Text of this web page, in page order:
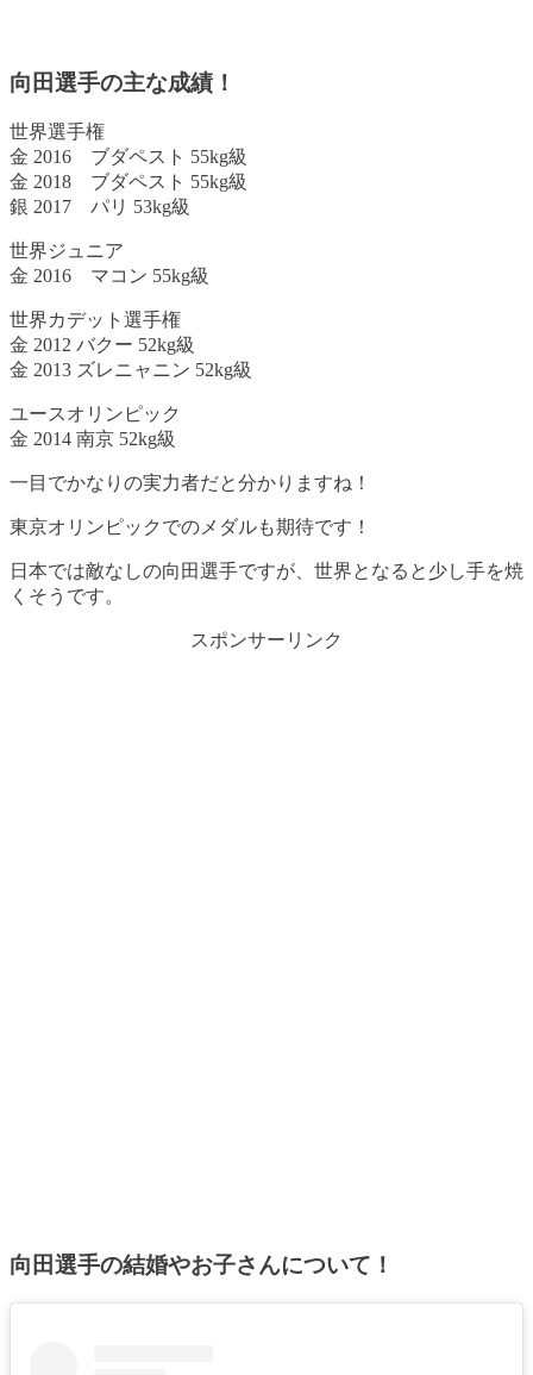
向田選手の主な成績！
世界選手権
金 2016 ブダペスト 55kg級
金 2018 ブダペスト 55kg級
銀 2017 パリ 53kg級
世界ジュニア
金 2016 マコン 55kg級
世界カデット選手権
金 2012 バクー 52kg級
金 2013 ズレニャニン 52kg級
ユースオリンピック
金 2014 南京 52kg級
一目でかなりの実力者だと分かりますね！
東京オリンピックでのメダルも期待です！
日本では敵なしの向田選手ですが、世界となると少し手を焼
くそうです。
スポンサーリンク
向田選手の結婚やお子さんについて！